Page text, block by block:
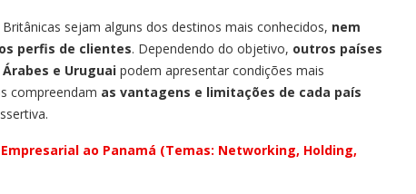
sejam alguns dos destinos mais conhecidos, nem
perfis de clientes. Dependendo do objetivo, outros países
e Uruguai podem apresentar condições mais
compreendam as vantagens e limitações de cada país
Empresarial ao Panamá (Temas: Networking, Holding,